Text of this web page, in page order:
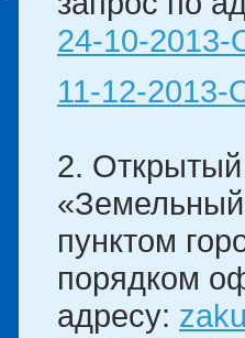
24-10-
11-12-2013-
2. Открытый
пунктом
порядком
адресу: